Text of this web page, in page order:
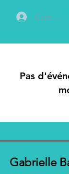
Connexion
Pas
Gabrielle